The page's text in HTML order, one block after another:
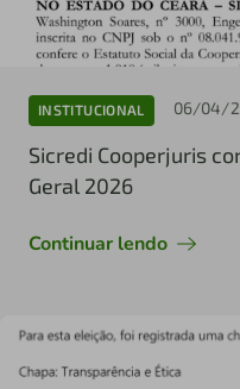
INSTITUCIONAL 06/04/
Sicredi Cooperjuris
Geral 2026
Continuar lendo